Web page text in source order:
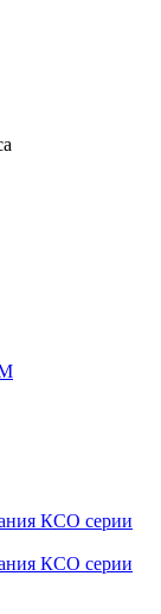
КСО серии
КСО серии